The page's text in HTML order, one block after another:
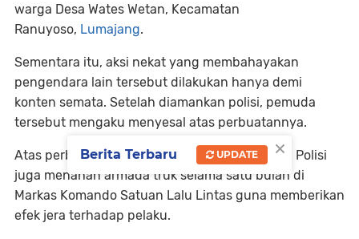
warga Desa Wates Wetan, Kecamatan
Ranuyoso, Lumajang.
Sementara itu, aksi nekat yang membahayakan
pengendara lain tersebut dilakukan hanya demi
konten semata. Setelah diamankan polisi, pemuda
tersebut mengaku menyesal atas perbuatannya.
Atas perbuatannya, sang sopir disanksi tilang. Polisi
juga menahan armada truk selama satu bulan di
Markas Komando Satuan Lalu Lintas guna memberikan
efek jera terhadap pelaku.
×
Berita Terbaru UPDATE